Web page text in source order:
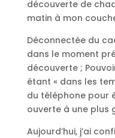
découverte de
matin à mon
Déconnectée du
dans le moment
découverte ;
étant « dans les
du téléphone pour
ouverte à une plus
Aujourd’hui, j’ai